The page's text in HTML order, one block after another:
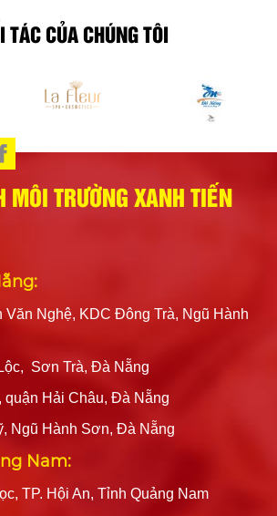
các bạn
TÁC CỦA CHÚNG TÔI
MÔI TRƯỜNG XANH TIẾN
Nghệ, KDC Đông Trà, Ngũ Hành
Sơn Trà, Đà Nẵng
Hải Châu, Đà Nẵng
Ngũ Hành Sơn, Đà Nẵng
Nam:
TP. Hội An, Tỉnh Quảng Nam